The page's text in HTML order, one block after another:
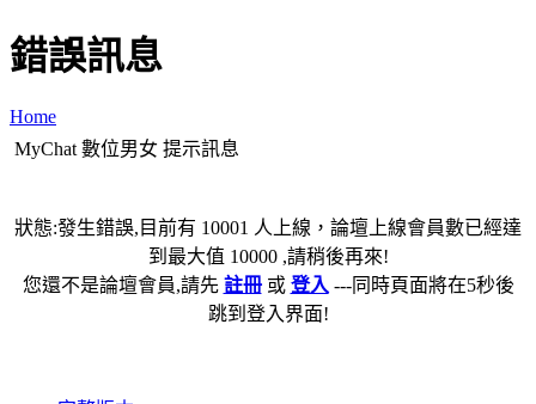
錯誤訊息
Home
MyChat 數位男女 提示訊息
狀態:發生錯誤,目前有 10001 人上線，論壇上線會員數已經達
到最大值 10000 ,請稍後再來!
您還不是論壇會員,請先 註冊或 登入 ---同時頁面將在5秒後
跳到登入界面!